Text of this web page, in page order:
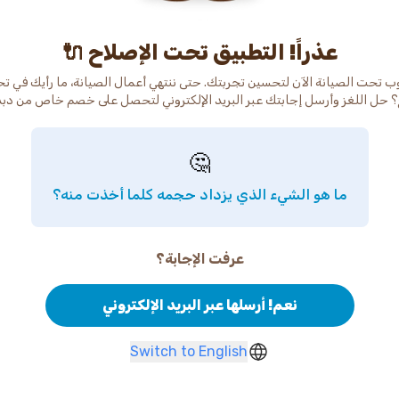
عذراً! التطبيق تحت الإصلاح 🔌
تحت الصيانة الآن لتحسين تجربتك. حتى ننتهي أعمال الصيانة، ما رأيك في
حل اللغز وأرسل إجابتك عبر البريد الإلكتروني لتحصل على خصم خاص من
🤔
ما هو الشيء الذي يزداد حجمه كلما أخذت منه؟
عرفت الإجابة؟
نعم! أرسلها عبر البريد الإلكتروني
Switch to English